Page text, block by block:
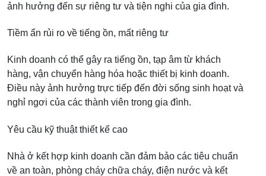
ảnh hưởng đến sự riêng tư và tiện nghi của gia đình.
Tiềm ẩn rủi ro về tiếng ồn, mất riêng tư
Kinh doanh có thể gây ra tiếng ồn, tạp âm từ khách
hàng, vận chuyển hàng hóa hoặc thiết bị kinh doanh.
Điều này ảnh hưởng trực tiếp đến đời sống sinh hoạt và
nghỉ ngơi của các thành viên trong gia đình.
Yêu cầu kỹ thuật thiết kế cao
Nhà ở kết hợp kinh doanh cần đảm bảo các tiêu chuẩn
về an toàn, phòng cháy chữa cháy, điện nước và kết